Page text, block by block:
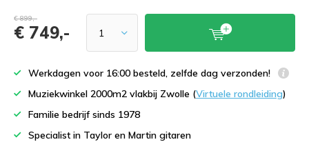
€ 899,-
€ 749,-
Werkdagen voor 16:00 besteld, zelfde dag verzonden!
Muziekwinkel 2000m2 vlakbij Zwolle (Virtuele rondleiding)
Familie bedrijf sinds 1978
Specialist in Taylor en Martin gitaren